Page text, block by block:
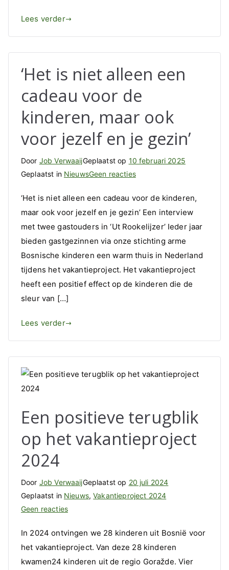
Lees verder
‘Het is niet alleen een
cadeau voor de
kinderen, maar ook
voor jezelf en je gezin’
Door Job VerwaaijGeplaatst op 10 februari 2025
Geplaatst in NieuwsGeen reactiesop
is
niet
alleen
een
cadeau
voor
de
en
je
‘Het is niet alleen een cadeau voor de kinderen,
maar ook voor jezelf en je gezin’ Een interview
met twee gastouders in ‘Ut Rookelijzer’ Ieder jaar
bieden gastgezinnen via onze stichting arme
Bosnische kinderen een warm thuis in Nederland
tijdens het vakantieproject. Het vakantieproject
heeft een positief effect op de kinderen die de
sleur van […]
Lees verder
Een positieve terugblik
op het vakantieproject
2024
Door Job VerwaaijGeplaatst op 20 juli 2024
Geplaatst in Nieuws,Vakantieproject 2024
Geen reactiesop
positieve
terugblik
op
In 2024 ontvingen we 28 kinderen uit Bosnië voor
het vakantieproject. Van deze 28 kinderen
kwamen24 kinderen uit de regio Goražde. Vier